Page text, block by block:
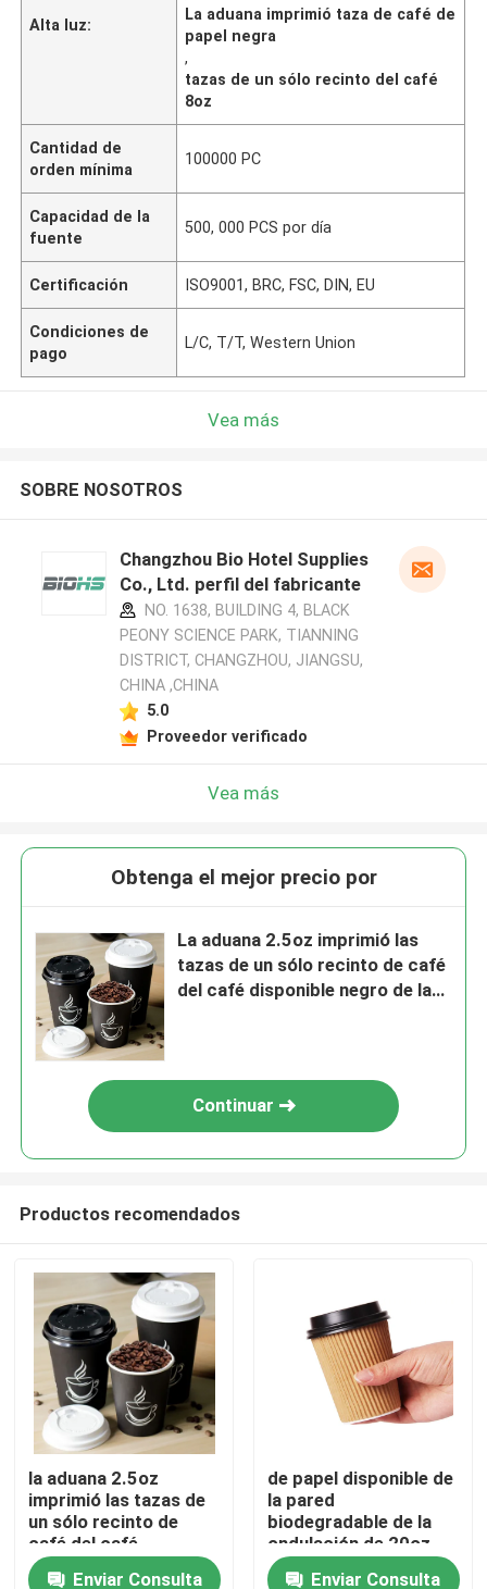
Hogar
Productos
Sobre nosotros
Alta luz:
La aduana imprimió taza de café de
papel negra
,
tazas de un sólo recinto del café
8oz
Cantidad de
orden mínima
100000 PC
Capacidad de la
fuente
500, 000 PCS por día
Certificación ISO9001, BRC, FSC, DIN, EU
Condiciones de
pago
L/C, T/T, Western Union
Vea más
SOBRE NOSOTROS
Changzhou Bio Hotel Supplies
Co., Ltd. perfil del fabricante
NO. 1638, BUILDING 4, BLACK
PEONY SCIENCE PARK, TIANNING
DISTRICT, CHANGZHOU, JIANGSU,
CHINA ,CHINA
5.0
Proveedor verificado
Vea más
Obtenga el mejor precio por
La aduana 2.5oz imprimió las
tazas de un sólo recinto de café
del café disponible negro de las
Continuar
Productos recomendados
la aduana 2.5oz
imprimió las tazas de
un sólo recinto de
café del café
disponible negro de
Enviar Consulta
de papel disponible de
la pared
biodegradable de la
ondulación de 20oz
24oz ahueca las tazas
Enviar Consulta